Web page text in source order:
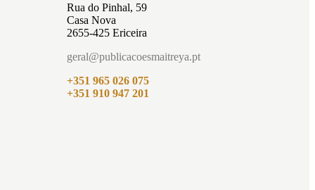
Rua do Pinhal, 59
Casa Nova
2655-425 Ericeira
geral@publicacoesmaitreya.pt
+351 965 026 075
+351 910 947 201